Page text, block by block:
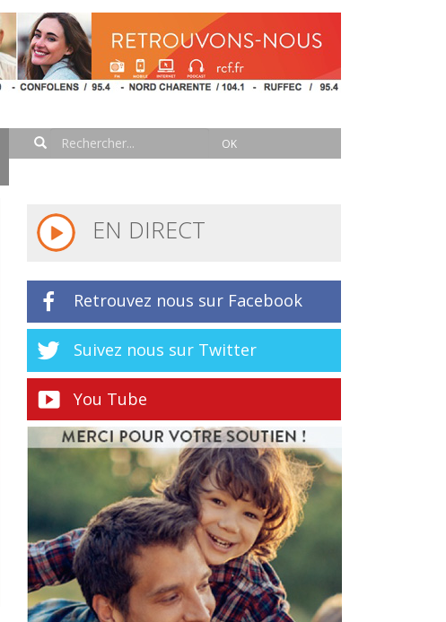
EN DIRECT
Retrouvez nous sur Facebook
Suivez nous sur Twitter
You Tube